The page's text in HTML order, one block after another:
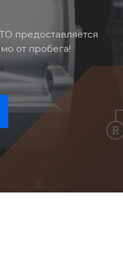
предоставляется
от пробега!